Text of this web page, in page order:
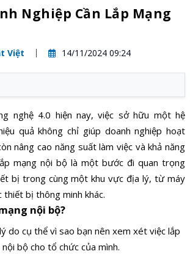
Nghiệp Cần Lắp Mạng
Việt 14/11/2024 09:24
nghệ 4.0 hiện nay, việc sở hữu một hệ
quả không chỉ giúp doanh nghiệp hoạt
nâng cao năng suất làm việc và khả năng
mạng nội bộ là một bước đi quan trọng
bị trong cùng một khu vực địa lý, từ máy
thiết bị thông minh khác.
nội bộ?
do cụ thể vì sao bạn nên xem xét việc lắp
bộ cho tổ chức của mình.